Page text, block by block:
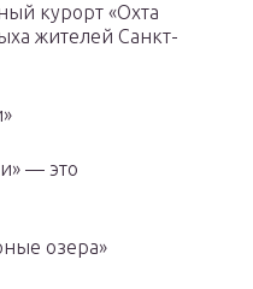
курорт «Охта
жителей Санкт-
— это
озера»